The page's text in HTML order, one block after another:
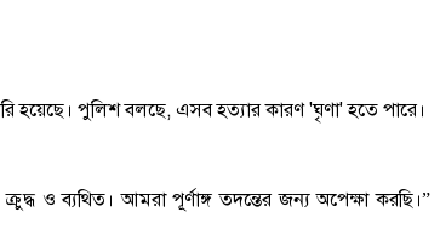
হয়েছে। পুলিশ বলছে, এসব হত্যার কারণ 'ঘৃণা' হতে পারে।
ও ব্যথিত। আমরা পূর্ণাঙ্গ তদন্তের জন্য অপেক্ষা করছি।”